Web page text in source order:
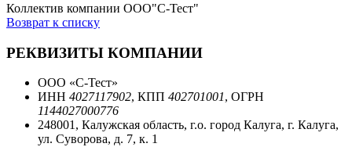
Коллектив компании ООО"С-Тест"
Возврат к списку
РЕКВИЗИТЫ КОМПАНИИ
ООО «С-Тест»
ИНН 4027117902, КПП 402701001, ОГРН
1144027000776
248001, Калужская область, г.о. город Калуга, г. Калуга,
ул. Суворова, д. 7, к. 1